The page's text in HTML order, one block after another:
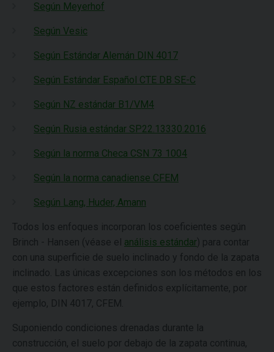
Según Meyerhof
Según Vesic
Según Estándar Alemán DIN 4017
Según Estándar Español CTE DB SE-C
Según NZ estándar B1/VM4
Según Rusia estándar SP22.13330.2016
Según la norma Checa CSN 73 1004
Según la norma canadiense CFEM
Según Lang, Huder, Amann
Todos los enfoques incorporan los coeficientes según
Brinch - Hansen (véase el análisis estándar) para contar
con una superficie de suelo inclinado y fondo de la zapata
inclinado. Las únicas excepciones son los métodos en los
que estos factores están definidos explícitamente, por
ejemplo, DIN 4017, CFEM.
Suponiendo condiciones drenadas durante la
construcción, el suelo por debajo de la zapata continua,